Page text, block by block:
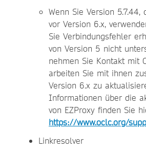
Wenn Sie Version
vor Version 6.x,
Sie Verbindungsfehler
von Version 5 nicht
nehmen Sie Kontakt mit
arbeiten Sie mit ihnen
Version 6.x zu
Informationen über die
von EZProxy finden Sie
https://www.oclc.org/
Linkresolver